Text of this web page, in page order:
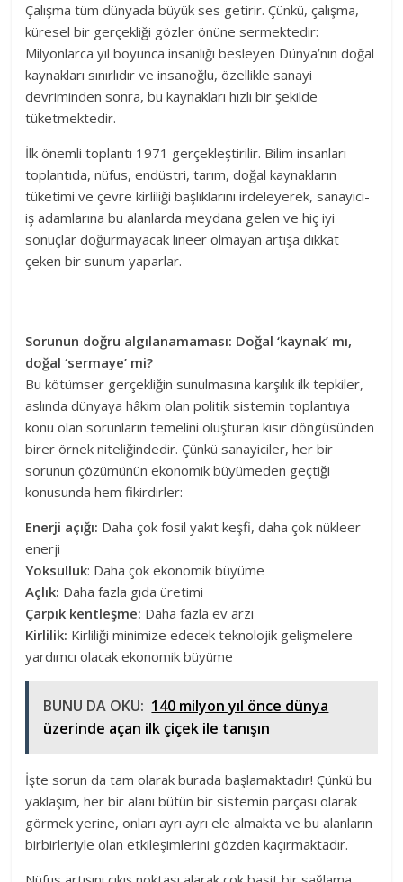
Çalışma tüm dünyada büyük ses getirir. Çünkü, çalışma,
küresel bir gerçekliği gözler önüne sermektedir:
Milyonlarca yıl boyunca insanlığı besleyen Dünya’nın doğal
kaynakları sınırlıdır ve insanoğlu, özellikle sanayi
devriminden sonra, bu kaynakları hızlı bir şekilde
tüketmektedir.
İlk önemli toplantı 1971 gerçekleştirilir. Bilim insanları
toplantıda, nüfus, endüstri, tarım, doğal kaynakların
tüketimi ve çevre kirliliği başlıklarını irdeleyerek, sanayici-
iş adamlarına bu alanlarda meydana gelen ve hiç iyi
sonuçlar doğurmayacak lineer olmayan artışa dikkat
çeken bir sunum yaparlar.
Sorunun doğru algılanamaması: Doğal ‘kaynak’ mı,
doğal ‘sermaye’ mi?
Bu kötümser gerçekliğin sunulmasına karşılık ilk tepkiler,
aslında dünyaya hâkim olan politik sistemin toplantıya
konu olan sorunların temelini oluşturan kısır döngüsünden
birer örnek niteliğindedir. Çünkü sanayiciler, her bir
sorunun çözümünün ekonomik büyümeden geçtiği
konusunda hem fikirdirler:
Enerji açığı: Daha çok fosil yakıt keşfi, daha çok nükleer
enerji
Yoksulluk: Daha çok ekonomik büyüme
Açlık: Daha fazla gıda üretimi
Çarpık kentleşme: Daha fazla ev arzı
Kirlilik: Kirliliği minimize edecek teknolojik gelişmelere
yardımcı olacak ekonomik büyüme
BUNU DA OKU: 140 milyon yıl önce dünya
üzerinde açan ilk çiçek ile tanışın
İşte sorun da tam olarak burada başlamaktadır! Çünkü bu
yaklaşım, her bir alanı bütün bir sistemin parçası olarak
görmek yerine, onları ayrı ayrı ele almakta ve bu alanların
birbirleriyle olan etkileşimlerini gözden kaçırmaktadır.